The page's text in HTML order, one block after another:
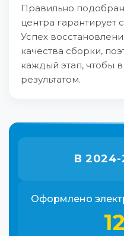
Правильно
центра гарантирует
Успех
качества сборки,
каждый этап, чтобы
результатом.
В
Оформлено